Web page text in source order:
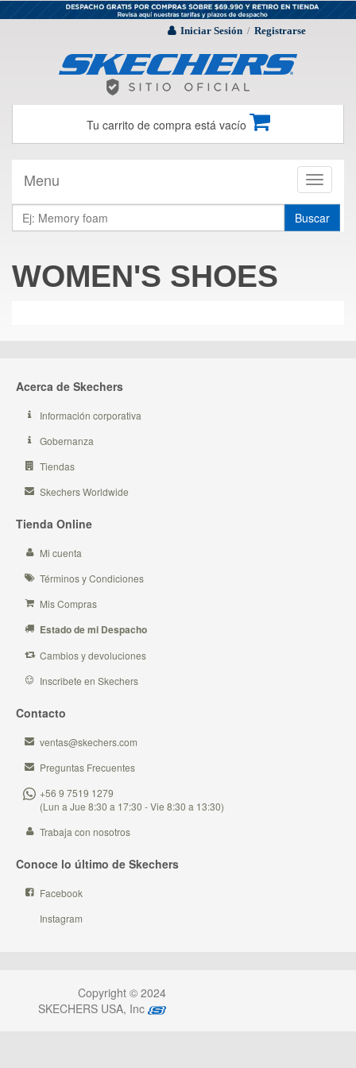
Iniciar Sesión / Registrarse
Tu carrito de compra está vacío
Toggle
Menu
Buscar
WOMEN'S SHOES
Acerca de Skechers
Información corporativa
Gobernanza
Tiendas
Skechers Worldwide
Tienda Online
Mi cuenta
Términos y Condiciones
Mis Compras
Estado de mi Despacho
Cambios y devoluciones
Inscribete en Skechers
Contacto
ventas@skechers.com
Preguntas Frecuentes
+56 9 7519 1279
(Lun a Jue 8:30 a 17:30 - Vie 8:30 a 13:30)
Trabaja con nosotros
Conoce lo último de Skechers
Facebook
Instagram
Copyright © 2024
SKECHERS USA, Inc